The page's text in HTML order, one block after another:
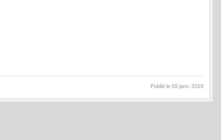
Publié le 09 janv. 2019